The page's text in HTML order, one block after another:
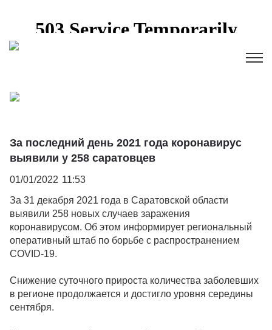
За последний день 2021 года коронавирус
выявили у 258 саратовцев
01/01/2022 11:53
За 31 декабря 2021 года в Саратовской области
выявили 258 новых случаев заражения
коронавирусом. Об этом информирует региональный
оперативный штаб по борьбе с распространением
COVID-19.
Снижение суточного прироста количества заболевших
в регионе продолжается и достигло уровня середины
сентября.